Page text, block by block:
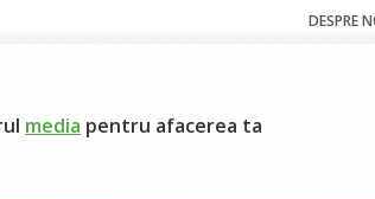
DESPRE
media pentru afacerea ta